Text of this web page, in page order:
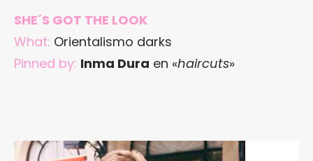
SHE´S GOT THE LOOK
What: Orientalismo darks
Pinned by: Inma Dura en «haircuts»